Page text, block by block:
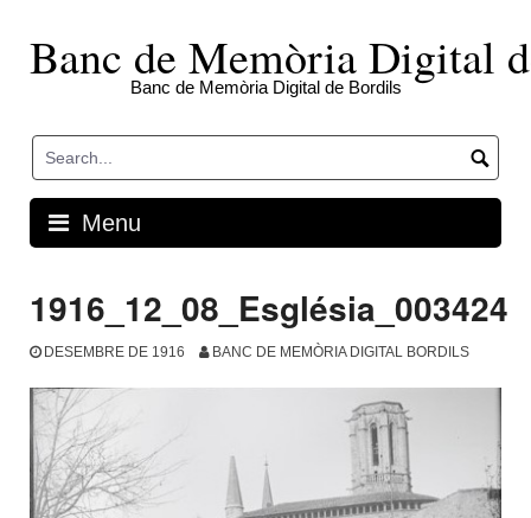
contentBanc de Memòria Digital
Banc de Memòria Digital de Bordils
Menu
1916_12_08_Església_003424
DESEMBRE DE 1916 BANC DE MEMÒRIA DIGITAL BORDILS